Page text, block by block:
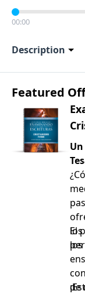
00:00
Description
Featured
El
de